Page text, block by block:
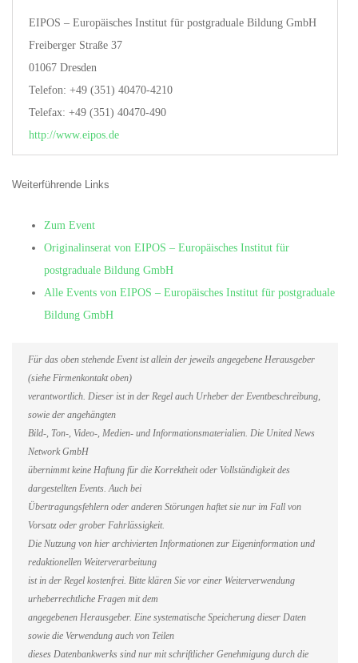
EIPOS – Europäisches Institut für postgraduale Bildung GmbH
Freiberger Straße 37
01067 Dresden
Telefon: +49 (351) 40470-4210
Telefax: +49 (351) 40470-490
http://www.eipos.de
Weiterführende Links
Zum Event
Originalinserat von EIPOS – Europäisches Institut für
postgraduale Bildung GmbH
Alle Events von EIPOS – Europäisches Institut für postgraduale
Bildung GmbH
Für das oben stehende Event ist allein der jeweils angegebene Herausgeber
(siehe Firmenkontakt oben)
verantwortlich. Dieser ist in der Regel auch Urheber der Eventbeschreibung,
sowie der angehängten
Bild-, Ton-, Video-, Medien- und Informationsmaterialien. Die United News
Network GmbH
übernimmt keine Haftung für die Korrektheit oder Vollständigkeit des
dargestellten Events. Auch bei
Übertragungsfehlern oder anderen Störungen haftet sie nur im Fall von
Vorsatz oder grober Fahrlässigkeit.
Die Nutzung von hier archivierten Informationen zur Eigeninformation und
redaktionellen Weiterverarbeitung
ist in der Regel kostenfrei. Bitte klären Sie vor einer Weiterverwendung
urheberrechtliche Fragen mit dem
angegebenen Herausgeber. Eine systematische Speicherung dieser Daten
sowie die Verwendung auch von Teilen
dieses Datenbankwerks sind nur mit schriftlicher Genehmigung durch die